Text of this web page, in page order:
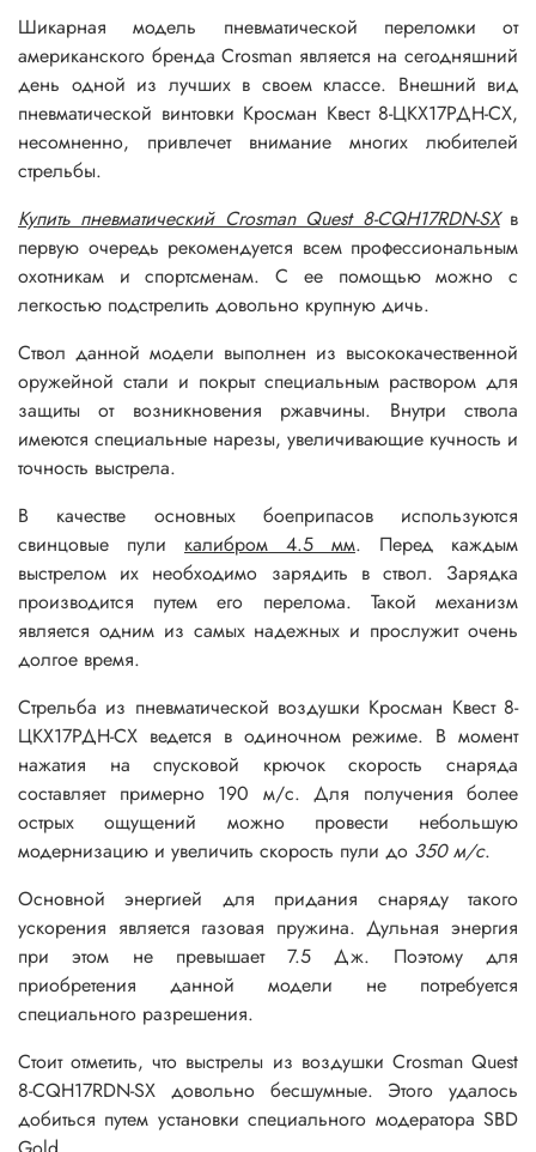
Шикарная модель пневматической переломки от
американского бренда Crosman является на сегодняшний
день одной из лучших в своем классе. Внешний вид
пневматической винтовки Кросман Квест 8-ЦКХ17РДН-СХ,
несомненно, привлечет внимание многих любителей
стрельбы.
Купить пневматический Crosman Quest 8-CQH17RDN-SXв
первую очередь рекомендуется всем профессиональным
охотникам и спортсменам. С ее помощью можно с
легкостью подстрелить довольно крупную дичь.
Ствол данной модели выполнен из высококачественной
оружейной стали и покрыт специальным раствором для
защиты от возникновения ржавчины. Внутри ствола
имеются специальные нарезы, увеличивающие кучность и
точность выстрела.
В качестве основных боеприпасов используются
свинцовые пули калибром 4.5 мм. Перед каждым
выстрелом их необходимо зарядить в ствол. Зарядка
производится путем его перелома. Такой механизм
является одним из самых надежных и прослужит очень
долгое время.
Стрельба из пневматической воздушки Кросман Квест 8-
ЦКХ17РДН-СХ ведется в одиночном режиме. В момент
нажатия на спусковой крючок скорость снаряда
составляет примерно 190 м/с. Для получения более
острых ощущений можно провести небольшую
модернизацию и увеличить скорость пули до 350 м/с.
Основной энергией для придания снаряду такого
ускорения является газовая пружина. Дульная энергия
при этом не превышает 7.5 Дж. Поэтому для
приобретения данной модели не потребуется
специального разрешения.
Стоит отметить, что выстрелы из воздушки Crosman Quest
8-CQH17RDN-SX довольно бесшумные. Этого удалось
добиться путем установки специального модератора SBD